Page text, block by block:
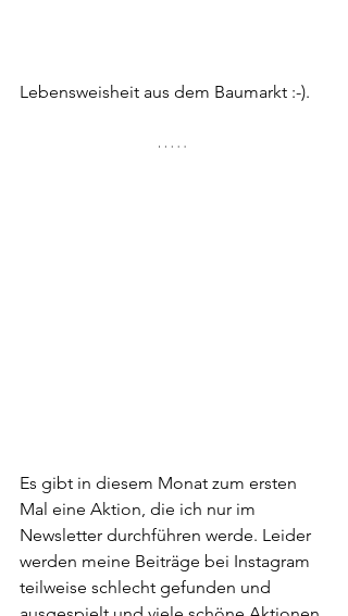
Lebensweisheit aus dem Baumarkt :-).
Es gibt in diesem Monat zum ersten
Mal eine Aktion, die ich nur im
Newsletter durchführen werde. Leider
werden meine Beiträge bei Instagram
teilweise schlecht gefunden und